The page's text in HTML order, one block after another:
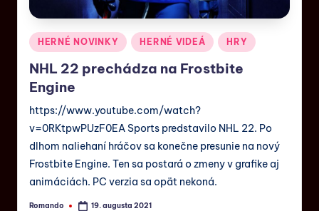
HERNÉ NOVINKY HERNÉ VIDEÁ HRY
NHL 22 prechádza na Frostbite
Engine
https://www.youtube.com/watch?
v=0RKtpwPUzF0EA Sports predstavilo NHL 22. Po
dlhom naliehaní hráčov sa konečne presunie na nový
Frostbite Engine. Ten sa postará o zmeny v grafike aj
animáciách. PC verzia sa opät nekoná.
Romando 19. augusta 2021